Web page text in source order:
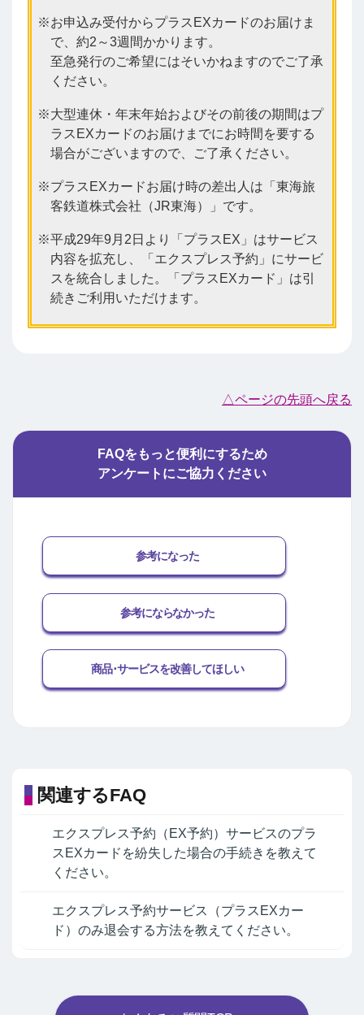
お申込み受付からプラスEXカードのお届けま
で、約2～3週間かかります。
至急発行のご希望にはそいかねますのでご了承
ください。
大型連休・年末年始およびその前後の期間はプ
ラスEXカードのお届けまでにお時間を要する
場合がございますので、ご了承ください。
プラスEXカードお届け時の差出人は「東海旅
客鉄道株式会社（JR東海）」です。
平成29年9月2日より「プラスEX」はサービス
内容を拡充し、「エクスプレス予約」にサービ
スを統合しました。「プラスEXカード」は引
続きご利用いただけます。
△ページの先頭へ戻る
FAQをもっと便利にするため
アンケートにご協力ください
参考になった
参考にならなかった
商品･サービスを改善してほしい
関連するFAQ
エクスプレス予約（EX予約）サービスのプラ
スEXカードを紛失した場合の手続きを教えて
ください。
エクスプレス予約サービス（プラスEXカー
ド）のみ退会する方法を教えてください。